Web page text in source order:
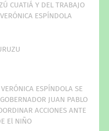
CUATIÁ Y DEL TRABAJO
ESPÍNDOLA
ESPÍNDOLA SE
JUAN PABLO
ACCIONES ANTE
El NIÑO